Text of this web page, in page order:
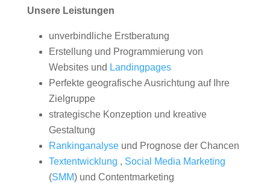
Unsere Leistungen
unverbindliche Erstberatung
Erstellung und Programmierung von
Websites und Landingpages
Perfekte geografische Ausrichtung auf Ihre
Zielgruppe
strategische Konzeption und kreative
Gestaltung
Rankinganalyseund Prognose der Chancen
Textentwicklung , Social Media Marketing
(SMM) und Contentmarketing